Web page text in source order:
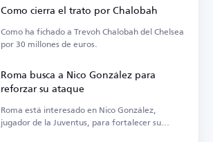
Como cierra el trato por Chalobah
Como ha fichado a Trevoh Chalobah del Chelsea
por 30 millones de euros.
Roma busca a Nico González para
reforzar su ataque
Roma está interesado en Nico González,
jugador de la Juventus, para fortalecer su